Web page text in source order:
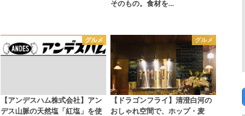
そのもの。食材を…
グルメ
【アンデスハム株式会社】アン
デス山脈の天然塩「紅塩」を使
グルメ
【ドラゴンフライ】清澄白河の
おしゃれ空間で、ホップ・麦